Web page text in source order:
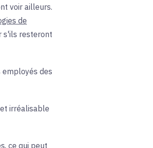
voir ailleurs.
de
s'ils resteront
employés des
irréalisable
ce qui peut